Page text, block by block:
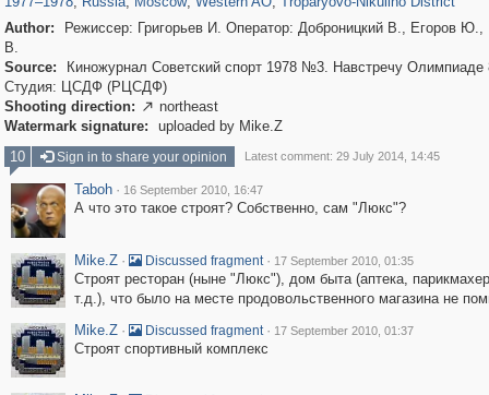
Author:
Режиссер: Григорьев И. Оператор: Доброницкий В., Егоров Ю.,
В.
Source:
Киножурнал Советский спорт 1978 №3. Навстречу Олимпиаде
Студия: ЦСДФ (РЦСДФ)
Shooting direction:  northeast
Watermark signature:
uploaded by Mike.Z
10
Sign in to share your opinion Latest comment: 29 July 2014, 14:45
Taboh · 16 September 2010, 16:47
А что это такое строят? Собственно, сам "Люкс"?
Mike.Z · Discussed fragment · 17 September 2010, 01:35
Строят ресторан (ныне "Люкс"), дом быта (аптека,
т.д.), что было на месте продовольственного магазина не
Mike.Z · Discussed fragment · 17 September 2010, 01:37
Строят спортивный комплекс